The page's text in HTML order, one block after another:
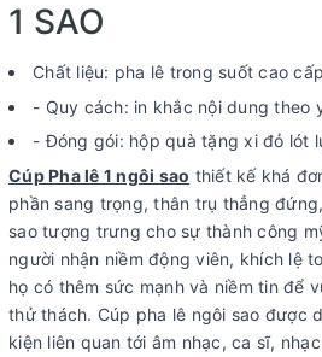
1 SAO
Chất liệu: pha lê trong suốt cao cấp
- Quy cách: in khắc nội dung theo
- Đóng gói: hộp quà tặng xi đỏ lót
Cúp Pha lê 1 ngôi sao thiết kế khá
phần sang trọng, thân trụ thẳng
sao tượng trưng cho sự thành công
người nhận niềm động viên, khích lệ
họ có thêm sức mạnh và niềm tin để
thử thách. Cúp pha lê ngôi sao được
kiện liên quan tới âm nhạc, ca sĩ,